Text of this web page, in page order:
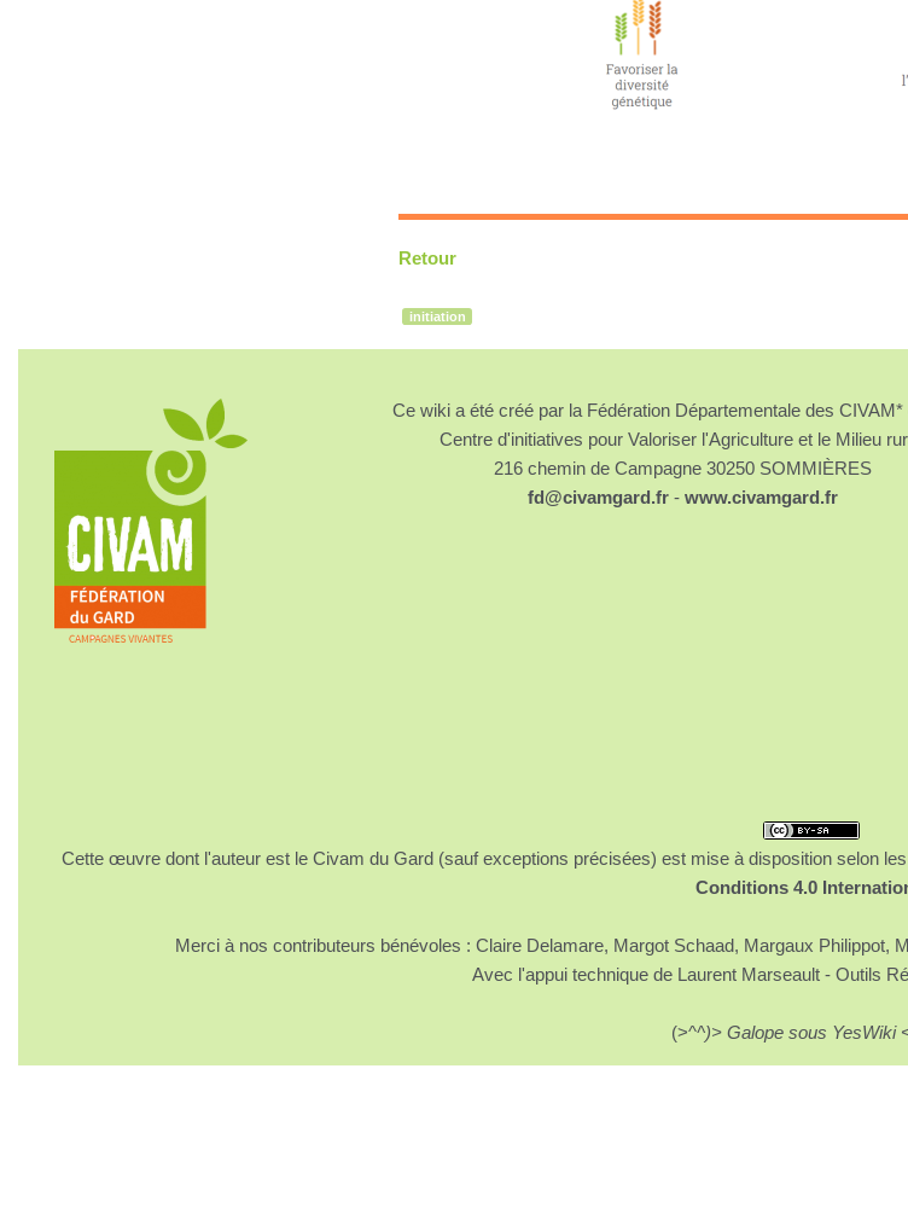
Retour
initiation
Ce wiki a été créé par la Fédération Départementale des CIVAM*
Centre d'initiatives pour Valoriser l'Agriculture et le Milieu
216 chemin de Campagne 30250 SOMMIÈRES
fd@civamgard.fr- www.civamgard.fr
Cette œuvre dont l'auteur est le Civam du Gard (sauf exceptions précisées) est mise à disposition selon
Conditions 4.0
Merci à nos contributeurs bénévoles : Claire Delamare, Margot Schaad, Margaux Philippot,
Avec l'appui technique de Laurent Marseault - Outils
(>^^)> Galope sous YesWiki